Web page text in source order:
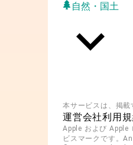
自然・国土
本サービスは、掲載
運営会社利用
Apple および Apple
ビスマークです。